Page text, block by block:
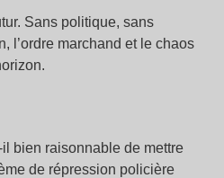
Sans politique, sans
l’ordre marchand et le chaos
bien raisonnable de mettre
de répression policière